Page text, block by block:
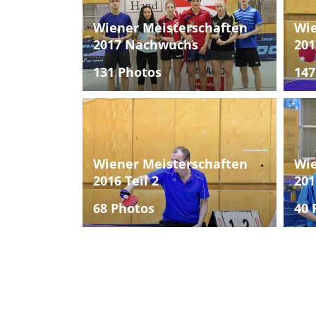
Wiener Meisterschaften
2017 Nachwuchs
131 Photos
Wiener Meisterschaften
2016 Teil 2
68 Photos
40